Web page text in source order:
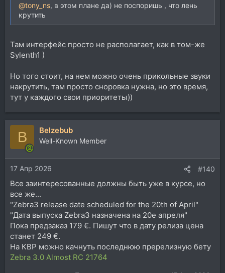
@tony_ns, в этом плане да) не поспоришь , что лень
крутить
Там интерфейс просто не располагает, как в том-же
Sylenth1 )
Но того стоит, на нем можно очень прикольные звуки
накрутить, там просто сноровка нужна, но это время,
тут у каждого свои приоритеты))
B Belzebub
Well-Known Member
17 Апр 2026 #140
Все заинтересованные должны быть уже в курсе, но
все же...
"Zebra3 release date scheduled for the 20th of April"
"Дата выпуска Zebra3 назначена на 20е апреля"
Пока предзаказ 179 €. Пишут что в дату релиза цена
станет 249 €.
На КВР можно качнуть последнюю пререлизную бету
Zebra 3.0 Almost RC 21764